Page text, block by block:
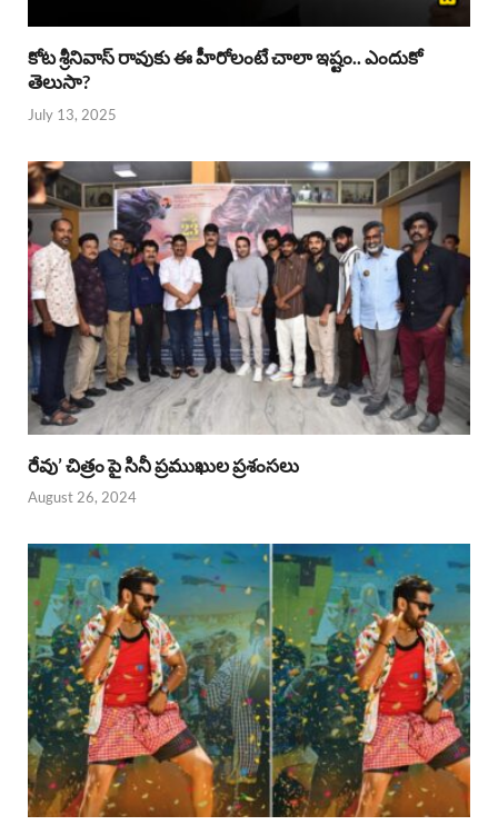
కోట శ్రీనివాస్ రావుకు ఈ హీరోలంటే చాలా ఇష్టం.. ఎందుకో
తెలుసా?
July 13, 2025
రేవు’ చిత్రం పై సినీ ప్రముఖుల ప్రశంసలు
August 26, 2024